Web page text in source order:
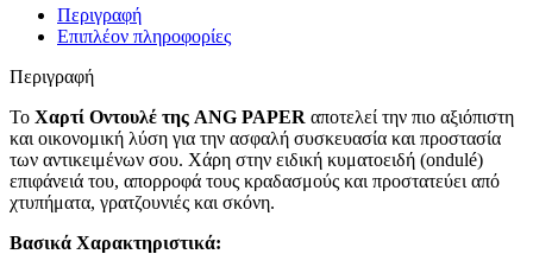
Περιγραφή
Επιπλέον πληροφορίες
Περιγραφή
Το Χαρτί Οντουλέ της ANG PAPER αποτελεί την πιο αξιόπιστη
και οικονομική λύση για την ασφαλή συσκευασία και προστασία
των αντικειμένων σου. Χάρη στην ειδική κυματοειδή (ondulé)
επιφάνειά του, απορροφά τους κραδασμούς και προστατεύει από
χτυπήματα, γρατζουνιές και σκόνη.
Βασικά Χαρακτηριστικά: